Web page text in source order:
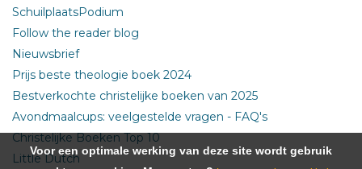
SchuilplaatsPodium
Follow the reader blog
Nieuwsbrief
Prijs beste theologie boek 2024
Bestverkochte christelijke boeken van 2025
Avondmaalcups: veelgestelde vragen - FAQ's
Christelijke Boeken Top 10
Little Dutch
Voor een optimale werking van deze site wordt gebruik